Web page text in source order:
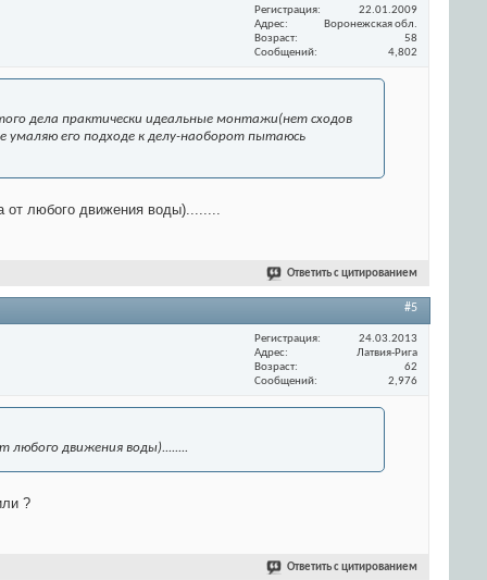
Регистрация
22.01.2009
Адрес
Воронежская обл.
Возраст
58
Сообщений
4,802
дела практически идеальные монтажи(нет сходов
его подходе к делу-наоборот пытаюсь
любого движения воды)........
Ответить с цитированием
#5
Регистрация
24.03.2013
Адрес
Латвия-Рига
Возраст
62
Сообщений
2,976
движения воды)........
?
Ответить с цитированием